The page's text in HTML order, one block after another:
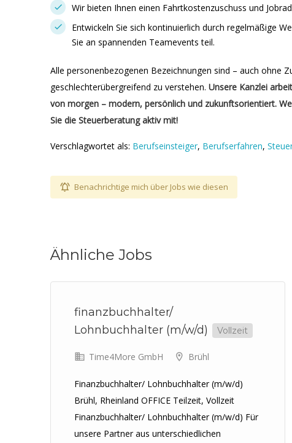
Wir bieten Ihnen einen Fahrtkostenzuschuss und
Entwickeln Sie sich kontinuierlich durch regelmäßige
Sie an spannenden Teamevents teil.
Alle personenbezogenen Bezeichnungen sind – auch ohne
geschlechterübergreifend zu verstehen. Unsere Kanzlei
von morgen – modern, persönlich und zukunftsorientiert.
Sie die Steuerberatung aktiv mit!
Verschlagwortet als: Berufseinsteiger, Berufserfahren,
Benachrichtige mich über Jobs wie diesen
Ähnliche Jobs
finanzbuchhalter/
Lohnbuchhalter (m/w/d)
Vollzeit
Time4More GmbH Brühl
Finanzbuchhalter/ Lohnbuchhalter (m/w/d)
Brühl, Rheinland OFFICE Teilzeit, Vollzeit
Finanzbuchhalter/ Lohnbuchhalter (m/w/d) Für
unsere Partner aus unterschiedlichen